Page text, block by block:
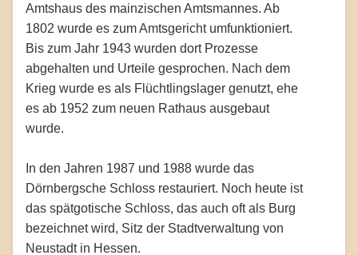
Amtshaus des mainzischen Amtsmannes. Ab
1802 wurde es zum Amtsgericht umfunktioniert.
Bis zum Jahr 1943 wurden dort Prozesse
abgehalten und Urteile gesprochen. Nach dem
Krieg wurde es als Flüchtlingslager genutzt, ehe
es ab 1952 zum neuen Rathaus ausgebaut
wurde.
In den Jahren 1987 und 1988 wurde das
Dörnbergsche Schloss restauriert. Noch heute ist
das spätgotische Schloss, das auch oft als Burg
bezeichnet wird, Sitz der Stadtverwaltung von
Neustadt in Hessen.